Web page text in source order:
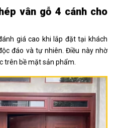
vân gỗ 4 cánh cho
giá cao khi lắp đặt tại khách
đáo và tự nhiên. Điều này nhờ
trên bề mặt sản phẩm.